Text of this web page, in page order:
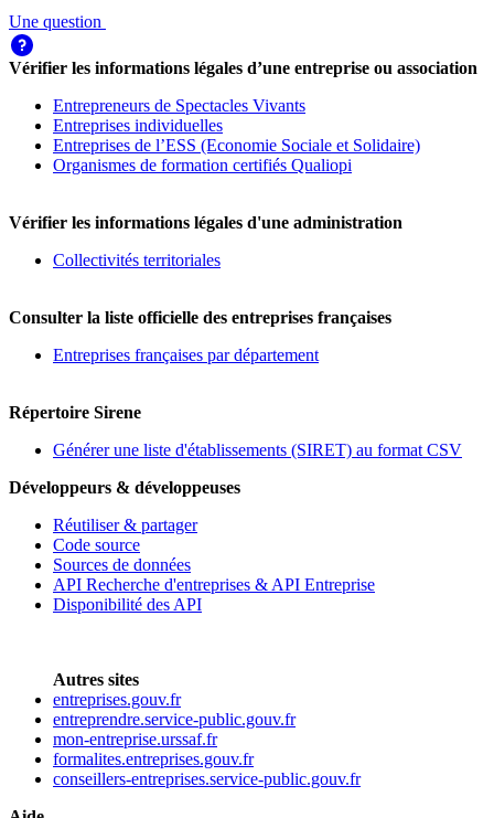
Une question
Vérifier les informations légales d’une entreprise ou association
Entrepreneurs de Spectacles Vivants
Entreprises individuelles
Entreprises de l’ESS (Economie Sociale et Solidaire)
Organismes de formation certifiés Qualiopi
Vérifier les informations légales d'une administration
Collectivités territoriales
Consulter la liste officielle des entreprises françaises
Entreprises françaises par département
Répertoire Sirene
Générer une liste d'établissements (SIRET) au format CSV
Développeurs & développeuses
Réutiliser & partager
Code source
Sources de données
API Recherche d'entreprises & API Entreprise
Disponibilité des API
Autres sites
entreprises.gouv.fr
entreprendre.service-public.gouv.fr
mon-entreprise.urssaf.fr
formalites.entreprises.gouv.fr
conseillers-entreprises.service-public.gouv.fr